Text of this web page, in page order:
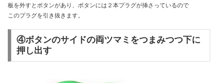
板を外すとボタンがあり、ボタンには２本プラグが挿さっているので
このプラグを引き抜きます。
④ボタンのサイドの両ツマミをつまみつつ下に
押し出す